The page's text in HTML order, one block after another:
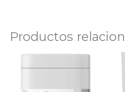
Productos